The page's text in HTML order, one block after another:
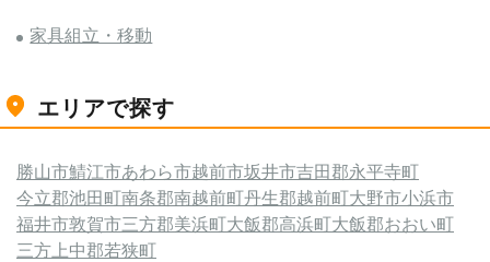
家具組立・移動
エリアで探す
勝山市鯖江市あわら市越前市坂井市吉田郡永平寺町
今立郡池田町南条郡南越前町丹生郡越前町大野市小浜市
福井市敦賀市三方郡美浜町大飯郡高浜町大飯郡おおい町
三方上中郡若狭町